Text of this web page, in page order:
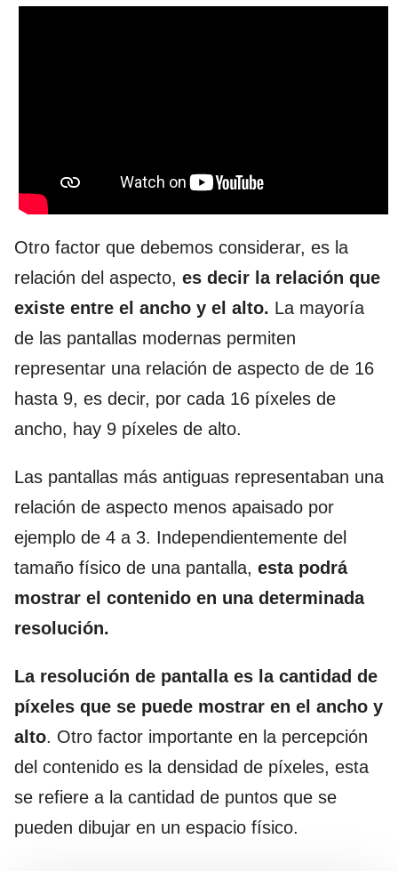
Otro factor que debemos considerar, es la
relación del aspecto, es decir la relación que
existe entre el ancho y el alto. La mayoría
de las pantallas modernas permiten
representar una relación de aspecto de de 16
hasta 9, es decir, por cada 16 píxeles de
ancho, hay 9 píxeles de alto.
Las pantallas más antiguas representaban una
relación de aspecto menos apaisado por
ejemplo de 4 a 3. Independientemente del
tamaño físico de una pantalla, esta podrá
mostrar el contenido en una determinada
resolución.
La resolución de pantalla es la cantidad de
píxeles que se puede mostrar en el ancho y
alto. Otro factor importante en la percepción
del contenido es la densidad de píxeles, esta
se refiere a la cantidad de puntos que se
pueden dibujar en un espacio físico.